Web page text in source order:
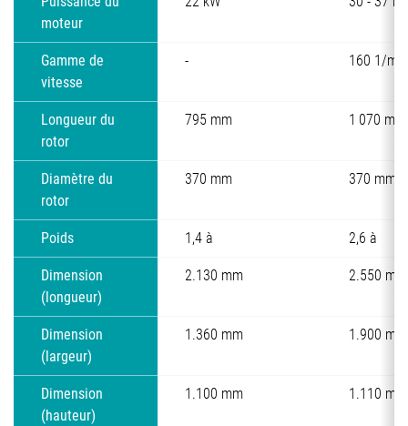
moteur
Gamme de
vitesse
- 160 1/min
Longueur du
rotor
795 mm 1 070 mm
Diamètre du
rotor
370 mm 370 mm
Poids 1,4 à 2,6 à
Dimension
(longueur)
2.130 mm 2.550 mm
Dimension
(largeur)
1.360 mm 1.900 mm
Dimension
(hauteur)
1.100 mm 1.110 mm